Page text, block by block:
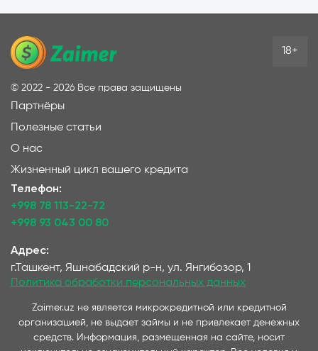
© 2022 - 2026 Все права защищены
Партнёры
Полезные статьи
О нас
Жизненный цикл вашего кредита
Телефон:
+998 78 113-22-72
+998 93 043 00 80
Адрес:
г.Ташкент, Яшнабадский р-н, ул. Янгибозор, 1
Политика обработки персональных данных
18+
Zaimer.uz не является микрокредитной или кредитной
организацией, не выдает займы и не привлекает денежных
средств. Информация, размещенная на сайте, носит